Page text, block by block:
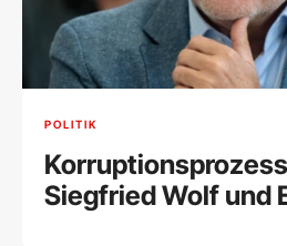
POLITIK
Siegfried Wolf und